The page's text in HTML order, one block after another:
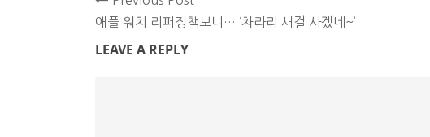
애플 워치 리퍼정책보니… ‘차라리 새걸 사겠네~’
LEAVE A REPLY